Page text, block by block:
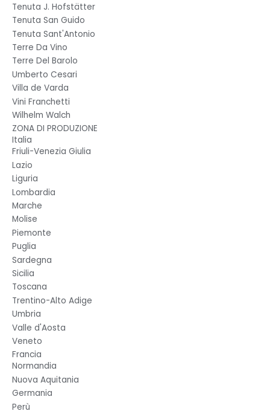
Tenuta J. Hofstätter
Tenuta San Guido
Tenuta Sant'Antonio
Terre Da Vino
Terre Del Barolo
Umberto Cesari
Villa de Varda
Vini Franchetti
Wilhelm Walch
ZONA DI PRODUZIONE
Italia
Friuli-Venezia Giulia
Lazio
Liguria
Lombardia
Marche
Molise
Piemonte
Puglia
Sardegna
Sicilia
Toscana
Trentino-Alto Adige
Umbria
Valle d'Aosta
Veneto
Francia
Normandia
Nuova Aquitania
Germania
Perù